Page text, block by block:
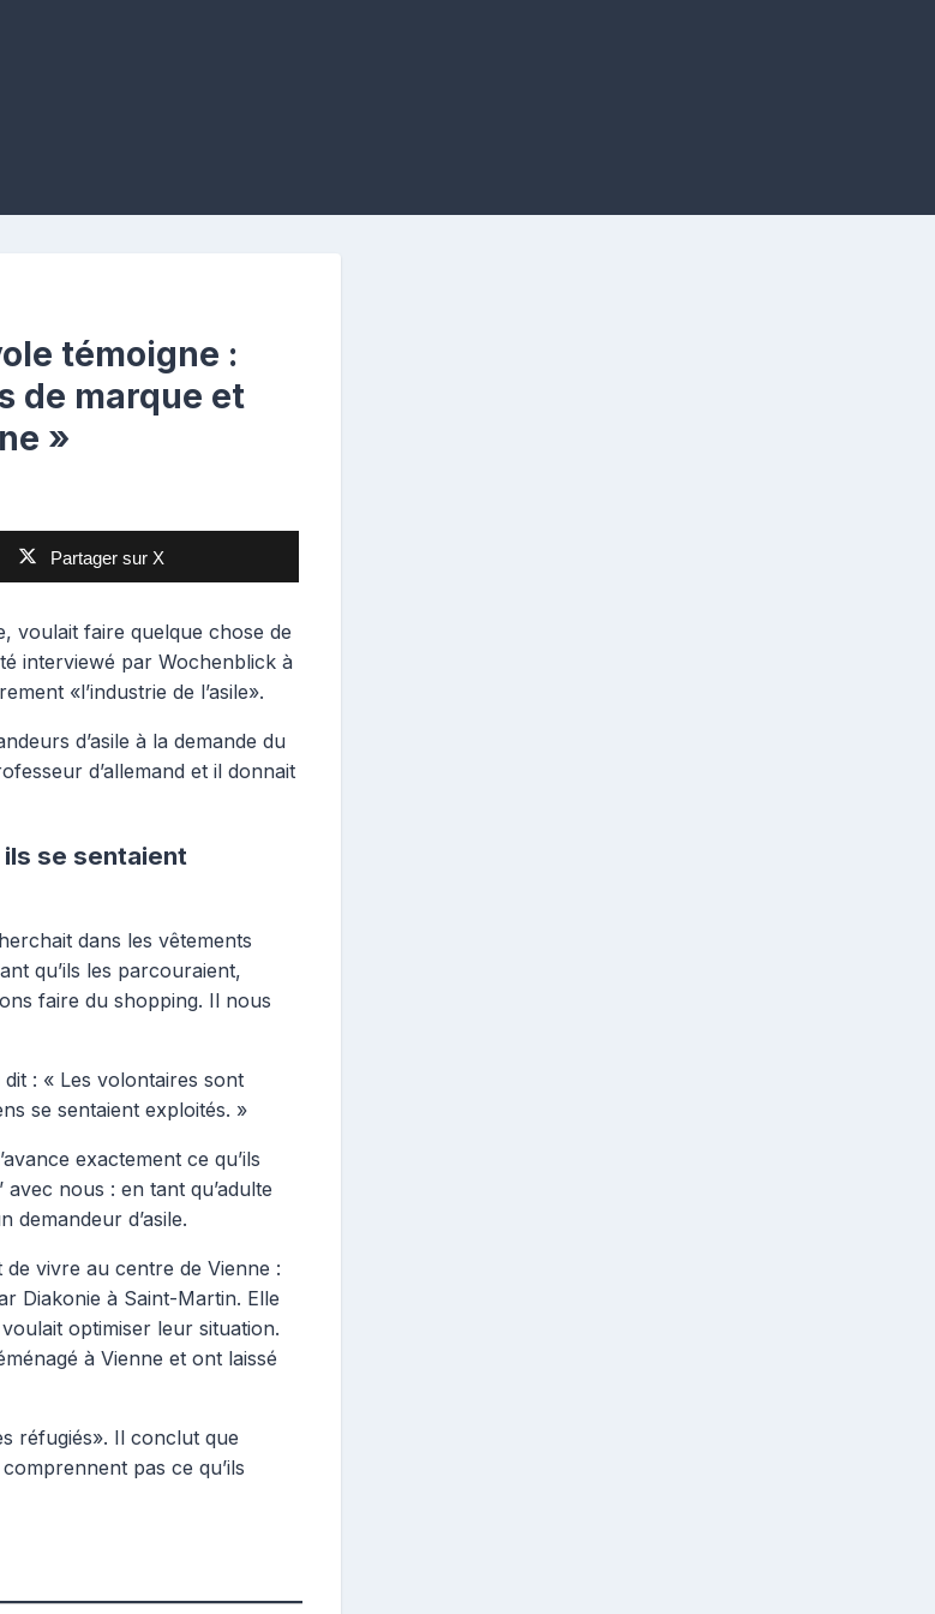
témoigne :
de marque et
»
Partager sur X
voulait faire quelque chose de
interviewé par Wochenblick à
«l’industrie de l’asile».
d’asile à la demande du
d’allemand et il donnait
ils se sentaient
dans les vêtements
qu’ils les parcouraient,
faire du shopping. Il nous
: « Les volontaires sont
se sentaient exploités. »
exactement ce qu’ils
avec nous : en tant qu’adulte
demandeur d’asile.
de vivre au centre de Vienne :
Diakonie à Saint-Martin. Elle
optimiser leur situation.
à Vienne et ont laissé
réfugiés». Il conclut que
pas ce qu’ils